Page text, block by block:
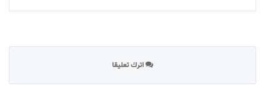
اترك تعليقا